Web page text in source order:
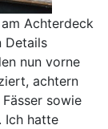
Achterdeck
Details
nun vorne
achtern
sowie
Ich hatte